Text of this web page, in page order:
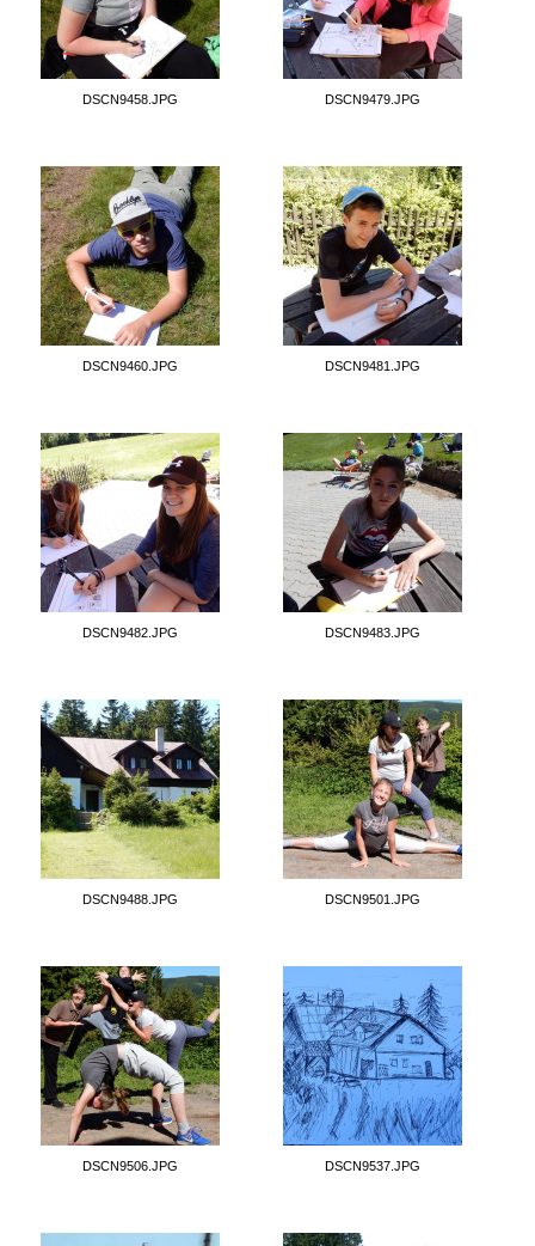
DSCN9458.JPG DSCN9479.JPG
DSCN9460.JPG DSCN9481.JPG
DSCN9482.JPG DSCN9483.JPG
DSCN9488.JPG DSCN9501.JPG
DSCN9506.JPG DSCN9537.JPG